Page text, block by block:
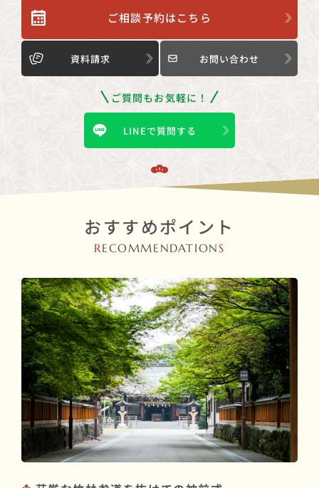
ご相談予約はこちら
資料請求 お問い合わせ
ご質問もお気軽に！
LINEで質問する
おすすめポイント
RECOMMENDATION S